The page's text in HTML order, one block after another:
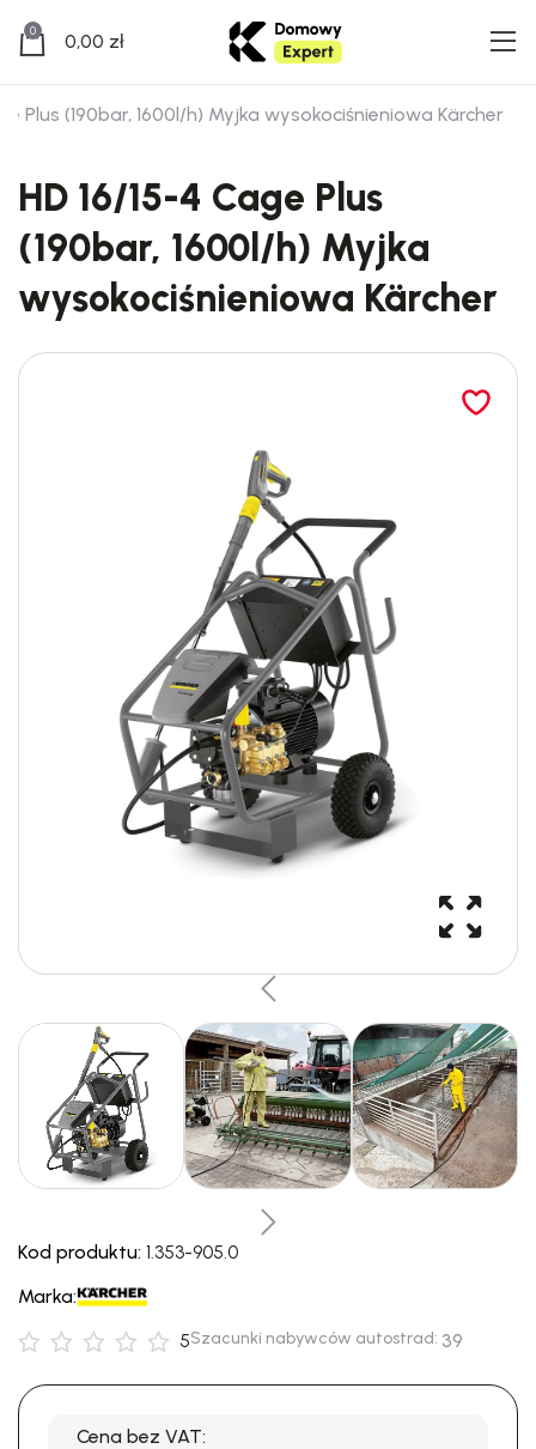
0 0,00 zł
Plus (190bar, 1600l/h) Myjka wysokociśnieniowa Kärcher
HD 16/15-4 Cage Plus
(190bar, 1600l/h) Myjka
wysokociśnieniowa Kärcher
Kod produktu: 1.353-905.0
Marka:
5Szacunki nabywców autostrad: 39
Cena bez VAT: